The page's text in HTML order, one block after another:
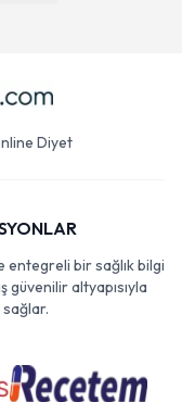
Diyet
entegreli bir sağlık bilgi
altyapısıyla